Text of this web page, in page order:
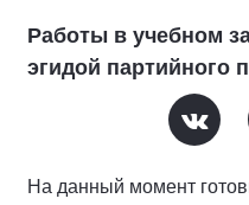
Работы в учебном
эгидой партийного
На данный момент